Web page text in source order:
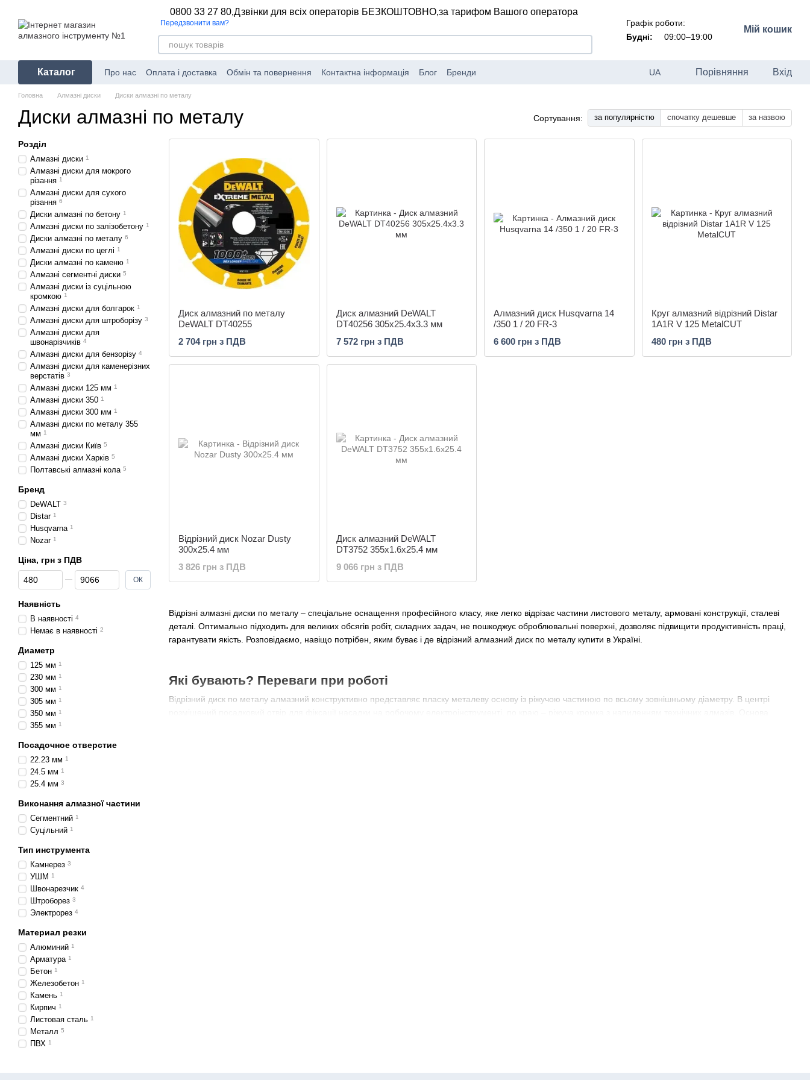
0800 33 27 80,Дзвінки для всіх операторів БЕЗКОШТОВНО,за тарифом Вашого оператора
Передзвонити вам?
Графік роботи:
Будні:
09:00–19:00
Мій кошик
Каталог Про нас Оплата і доставка Обмін та повернення Контактна інформація Блог Бренди UA Порівняння Вхід
Головна Алмазні диски Диски алмазні по металу
Диски алмазні по металу Сортування: за популярністю спочатку дешевше за назвою
Відрізні алмазні диски по металу – спеціальне оснащення професійного класу, яке легко відрізає частини листового металу, армовані конструкції, сталеві
деталі. Оптимально підходить для великих обсягів робіт, складних задач, не пошкоджує оброблювальні поверхні, дозволяє підвищити продуктивність праці,
гарантувати якість. Розповідаємо, навіщо потрібен, яким буває і де відрізний алмазний диск по металу купити в Україні.
Які бувають? Переваги при роботі
Відрізний диск по металу алмазний конструктивно представляє пласку металеву основу із ріжучою частиною по всьому зовнішньому діаметру. В центрі
Диск алмазний по металу
DeWALT DT40255
2 704 грн з ПДВ
Диск алмазний DeWALT
DT40256 305х25.4х3.3 мм
7 572 грн з ПДВ
Алмазний диск Husqvarna 14
/350 1 / 20 FR-3
6 600 грн з ПДВ
Круг алмазний відрізний Distar
1A1R V 125 MetalCUT
480 грн з ПДВ
Відрізний диск Nozar Dusty
300х25.4 мм
3 826 грн з ПДВ
Диск алмазний DeWALT
DT3752 355х1.6х25.4 мм
9 066 грн з ПДВ
Розділ
Алмазні диски 1
Алмазні диски для мокрого
різання 1
Алмазні диски для сухого
різання 6
Диски алмазні по бетону 1
Алмазні диски по залізобетону 1
Диски алмазні по металу 6
Алмазні диски по цеглі 1
Диски алмазні по каменю 1
Алмазні сегментні диски 5
Алмазні диски із суцільною
кромкою 1
Алмазні диски для болгарок 1
Алмазні диски для штроборізу 3
Алмазні диски для
швонарізчиків 4
Алмазні диски для бензорізу 4
Алмазні диски для каменерізних
верстатів 3
Алмазні диски 125 мм 1
Алмазні диски 350 1
Алмазні диски 300 мм 1
Алмазні диски по металу 355
мм 1
Алмазні диски Київ 5
Алмазні диски Харків 5
Полтавські алмазні кола 5
Бренд
DeWALT 3
Distar 1
Husqvarna 1
Nozar 1
Ціна, грн з ПДВ
Від Ціна, грн з ПДВ
До Ціна, грн з ПДВ ОК
Наявність
В наявності 4
Немає в наявності 2
Диаметр
125 мм 1
230 мм 1
300 мм 1
305 мм 1
350 мм 1
355 мм 1
Посадочное отверстие
22.23 мм 1
24.5 мм 1
25.4 мм 3
Виконання алмазної частини
Сегментний 1
Суцільний 1
Тип инструмента
Камнерез 3
УШМ 1
Швонарезчик 4
Штроборез 3
Электрорез 4
Материал резки
Алюминий 1
Арматура 1
Бетон 1
Железобетон 1
Камень 1
Кирпич 1
Листовая сталь 1
Металл 5
ПВХ 1